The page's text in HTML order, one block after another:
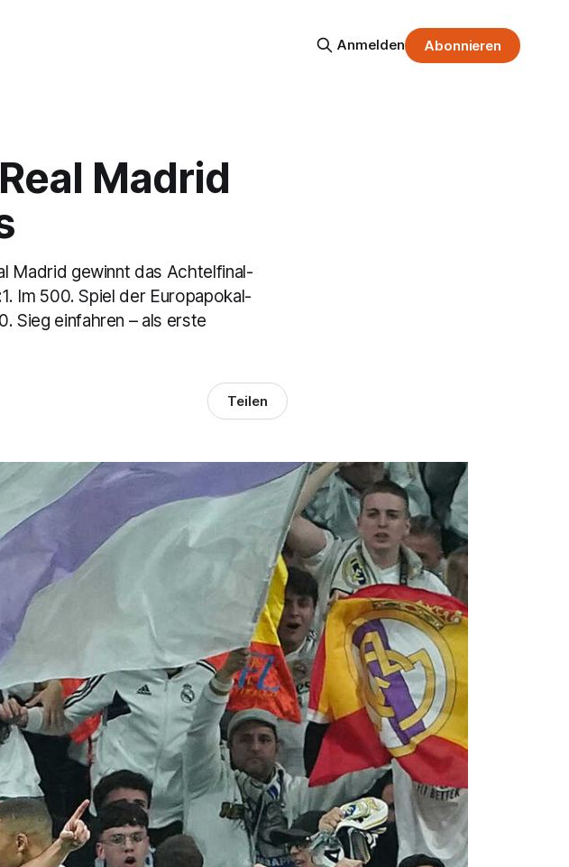
Anmelden Abonnieren
Madrid
Madrid gewinnt das Achtelfinal-
Im 500. Spiel der Europapokal-
Sieg einfahren – als erste
Teilen